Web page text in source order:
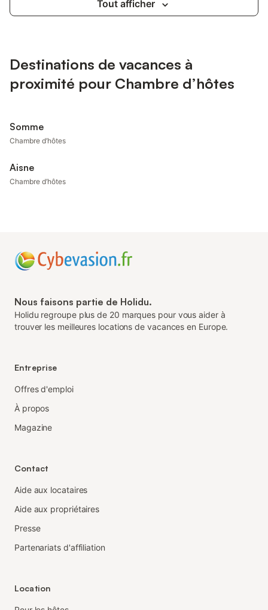
Tout afficher
Destinations de vacances à
proximité pour Chambre d’hôtes
Somme
Chambre d’hôtes
Aisne
Chambre d’hôtes
Nous faisons partie de Holidu.
Holidu regroupe plus de 20 marques pour vous aider à
trouver les meilleures locations de vacances en Europe.
Entreprise
Offres d'emploi
À propos
Magazine
Contact
Aide aux locataires
Aide aux propriétaires
Presse
Partenariats d'affiliation
Location